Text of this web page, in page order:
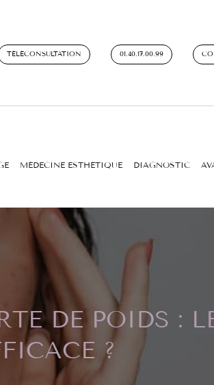
TÉLÉCONSULTATION 01.40.17.00.99
MÉDECINE ESTHÉTIQUE DIAGNOSTIC
DE POIDS :
?